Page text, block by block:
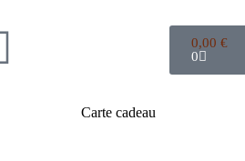
0,00 €
0
Carte cadeau